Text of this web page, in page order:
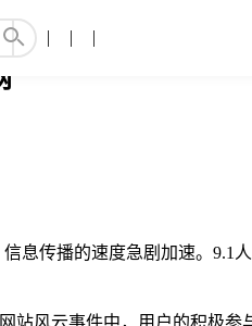
息传播的速度急剧加速。9.1